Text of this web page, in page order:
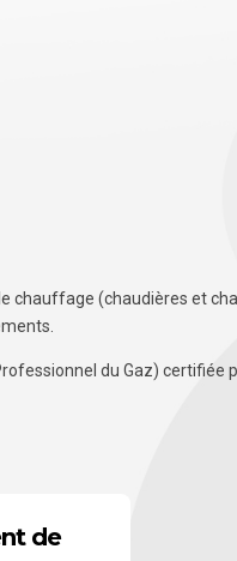
chauffage (chaudières et
du Gaz) certifiée
de